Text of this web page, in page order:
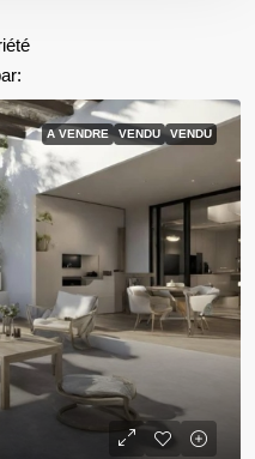
A VENDRE VENDU VENDU